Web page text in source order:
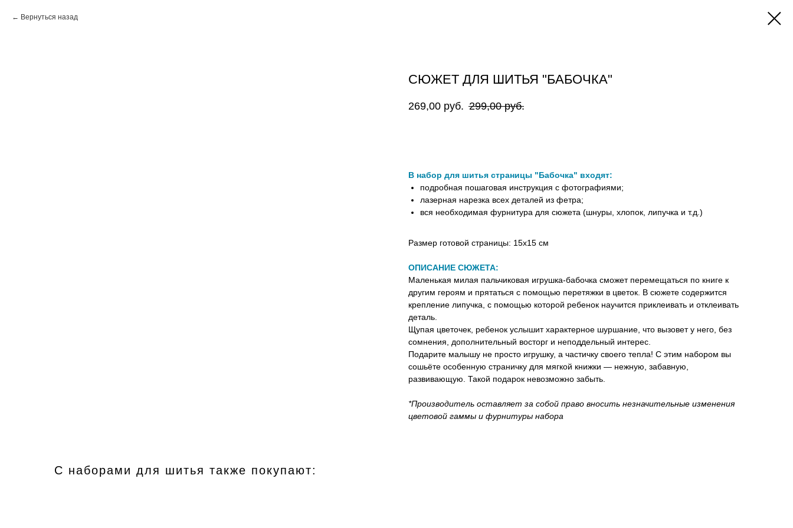
Вернуться назад
СЮЖЕТ ДЛЯ ШИТЬЯ "БАБОЧКА"
269,00 руб. 299,00 руб.
В набор для шитья страницы "Бабочка" входят:
подробная пошаговая инструкция с фотографиями;
лазерная нарезка всех деталей из фетра;
вся необходимая фурнитура для сюжета (шнуры, хлопок, липучка и т.д.)
Размер готовой страницы: 15х15 см
ОПИСАНИЕ СЮЖЕТА:
Маленькая милая пальчиковая игрушка-бабочка сможет перемещаться по книге к
другим героям и прятаться с помощью перетяжки в цветок. В сюжете содержится
крепление липучка, с помощью которой ребенок научится приклеивать и отклеивать
деталь.
Щупая цветочек, ребенок услышит характерное шуршание, что вызовет у него, без
сомнения, дополнительный восторг и неподдельный интерес.
Подарите малышу не просто игрушку, а частичку своего тепла! С этим набором вы
сошьёте особенную страничку для мягкой книжки — нежную, забавную,
развивающую. Такой подарок невозможно забыть.
*Производитель оставляет за собой право вносить незначительные изменения
цветовой гаммы и фурнитуры набора
С наборами для шитья также покупают: